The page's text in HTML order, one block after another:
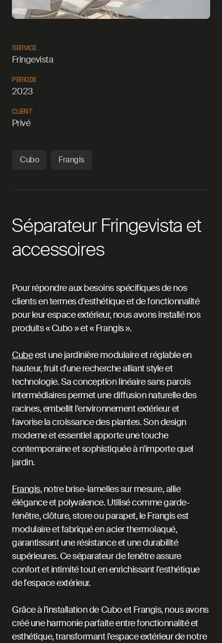
SERVICE
Fringevista
PÉRIODE
2023
CLIENT
Privé
Cubo Frangis
Séparateur Fringevista et
accessoires
Pour répondre aux besoins spécifiques de nos
clients en termes d'esthétique et de fonctionnalité
pour leur espace extérieur, nous avons installé nos
produits « Cubo » et « Frangis ».
Cubeest une jardinière modulaire et réglable en
hauteur, fruit d'une recherche alliant style et
technologie. Sa conception linéaire sans parois
intermédiaires permet une diffusion naturelle des
racines, embellit l'environnement extérieur et
favorise la croissance des plantes. Son design
moderne et essentiel apporte une touche
contemporaine et sophistiquée à n'importe quel
jardin.
Frangis, notre brise-lamelles sur mesure, allie
élégance et polyvalence. Utilisé comme garde-
fenêtre, clôture, store ou parapet, le Frangis est
modulaire et fabriqué en acier thermolaqué,
garantissant une résistance et une durabilité
supérieures. Ce séparateur de fenêtre assure
confort et intimité tout en enrichissant l'esthétique
de l'espace extérieur.
Grâce à l'installation de Cubo et Frangis, nous avons
créé une harmonie parfaite entre fonctionnalité et
esthétique, transformant l'espace extérieur de notre